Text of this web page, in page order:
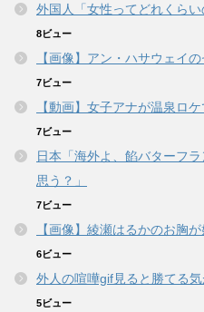
外国人「女性ってどれくらい
8ビュー
【画像】アン・ハサウェイ
7ビュー
【動画】女子アナが温泉ロ
7ビュー
日本「海外よ、餡バターフ
思う？」
7ビュー
【画像】綾瀬はるかのお胸
6ビュー
外人の喧嘩gif見ると勝てる
5ビュー